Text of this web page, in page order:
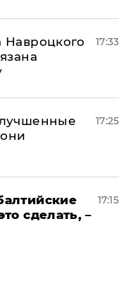
Навроцкого
17:33
17:25
сделать, –
17:15